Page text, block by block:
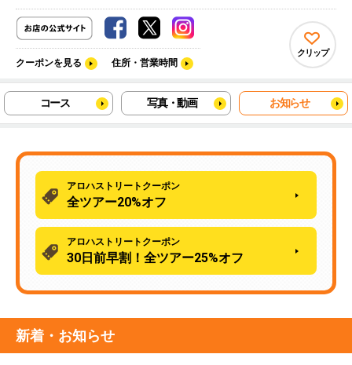
クーポンを見る 住所・営業時間
クリップ
コース 写真・動画 お知らせ
アロハストリートクーポン
全ツアー20%オフ
アロハストリートクーポン
30日前早割！全ツアー25%オフ
新着・お知らせ